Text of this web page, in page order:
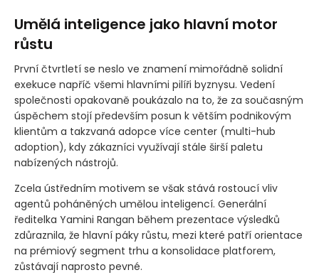
Umělá inteligence jako hlavní motor
růstu
První čtvrtletí se neslo ve znamení mimořádně solidní
exekuce napříč všemi hlavními pilíři byznysu. Vedení
společnosti opakovaně poukázalo na to, že za současným
úspěchem stojí především posun k větším podnikovým
klientům a takzvaná adopce více center (multi-hub
adoption), kdy zákazníci využívají stále širší paletu
nabízených nástrojů.
Zcela ústředním motivem se však stává rostoucí vliv
agentů poháněných umělou inteligencí. Generální
ředitelka Yamini Rangan během prezentace výsledků
zdůraznila, že hlavní páky růstu, mezi které patří orientace
na prémiový segment trhu a konsolidace platforem,
zůstávají naprosto pevné.